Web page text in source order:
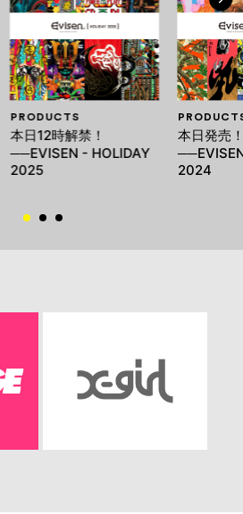
PRODUCTS
本日12時解禁！
──EVISEN - HOLIDAY
2025
本日発売
2024